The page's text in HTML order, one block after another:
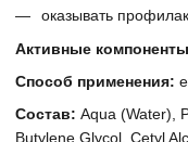
оказывать
Активные
Способ применения:
Состав: Aqua (Water),
Butylene Glycol, Cetyl